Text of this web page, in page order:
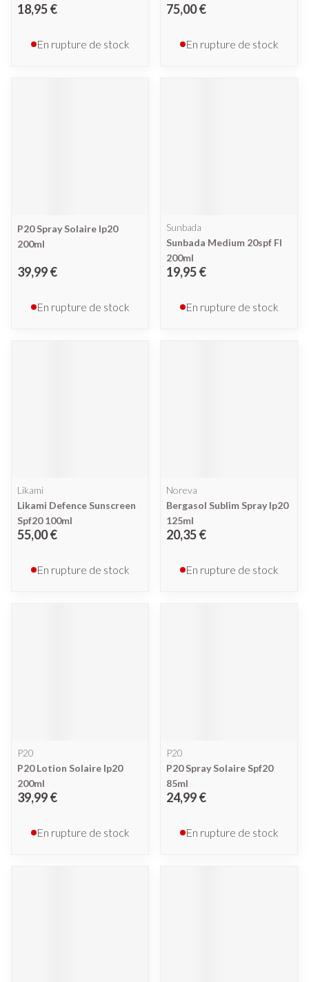
18,95 €
En rupture de stock
75,00 €
En rupture de stock
P20 Spray Solaire Ip20
200ml
39,99 €
En rupture de stock
Sunbada
Sunbada Medium 20spf Fl
200ml
19,95 €
En rupture de stock
Likami
Likami Defence Sunscreen
Spf20 100ml
55,00 €
En rupture de stock
Noreva
Bergasol Sublim Spray Ip20
125ml
20,35 €
En rupture de stock
P20
P20 Lotion Solaire Ip20
200ml
39,99 €
En rupture de stock
P20
P20 Spray Solaire Spf20
85ml
24,99 €
En rupture de stock